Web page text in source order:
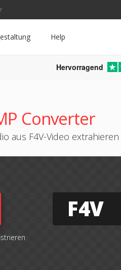
Help
Hervorragend
Converter
aus F4V-Video extrahieren
F4V